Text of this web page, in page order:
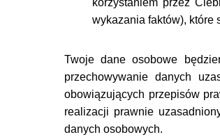
korzystaniem przez
wykazania faktów), które
Twoje dane osobowe
przechowywanie danych
obowiązujących przepisów
realizacji prawnie
danych osobowych.